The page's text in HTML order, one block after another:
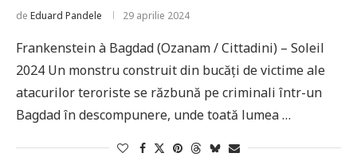
de Eduard Pandele 29 aprilie 2024
Frankenstein à Bagdad (Ozanam / Cittadini) – Soleil
2024 Un monstru construit din bucăți de victime ale
atacurilor teroriste se răzbună pe criminali într-un
Bagdad în descompunere, unde toată lumea …